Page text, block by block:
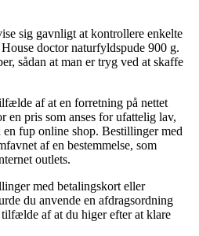
sig gavnligt at kontrollere enkelte
doctor naturfyldspude 900 g.
sådan at man er tryg ved at skaffe
af at en forretning på nettet
en pris som anses for ufattelig lav,
fup online shop. Bestillinger med
af en bestemmelse, som
outlets.
med betalingskort eller
du anvende en afdragsordning
af at du higer efter at klare